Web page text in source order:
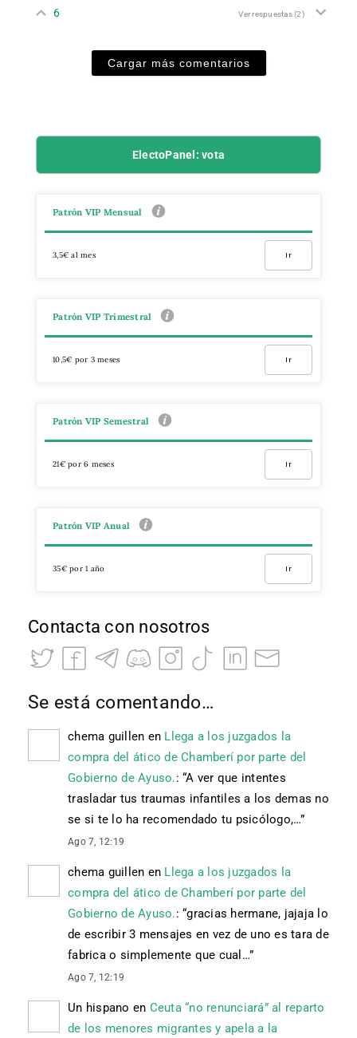
6 Ver respuestas(2)
Cargar más comentarios
ElectoPanel: vota
Patrón VIP Mensual
3,5€ al mes Ir
Patrón VIP Trimestral
10,5€ por 3 meses Ir
Patrón VIP Semestral
21€ por 6 meses Ir
Patrón VIP Anual
35€ por 1 año Ir
Contacta con nosotros
Se está comentando…
chema guillen en Llega a los juzgados la
compra del ático de Chamberí por parte del
Gobierno de Ayuso.: “A ver que intentes
trasladar tus traumas infantiles a los demas no
se si te lo ha recomendado tu psicólogo,…”
Ago 7, 12:19
chema guillen en Llega a los juzgados la
compra del ático de Chamberí por parte del
Gobierno de Ayuso.: “gracias hermane, jajaja lo
de escribir 3 mensajes en vez de uno es tara de
fabrica o simplemente que cual…”
Ago 7, 12:19
Un hispano en Ceuta “no renunciará” al reparto
de los menores migrantes y apela a la